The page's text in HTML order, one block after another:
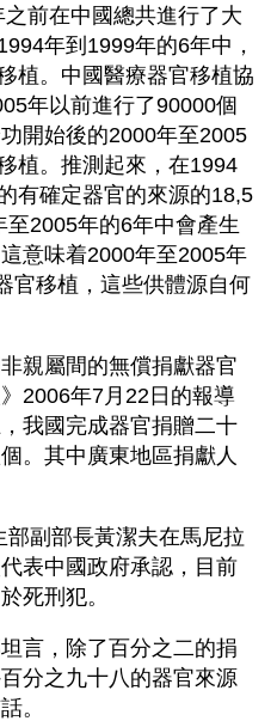
前在中國總共進行了大
年到1999年的6年中，
植。中國醫療器官移植協
年以前進行了90000個
開始後的2000年至2005
植。推測起來，在1994
有確定器官的來源的18,5
2005年的6年中會產生
意味着2000年至2005年
官移植，這些供體源自何
親屬間的無償捐獻器官
2006年7月22日的報導
我國完成器官捐贈二十
。其中廣東地區捐獻人
副部長黃潔夫在馬尼拉
表中國政府承認，目前
死刑犯。
言，除了百分之二的捐
分之九十八的器官來源
。